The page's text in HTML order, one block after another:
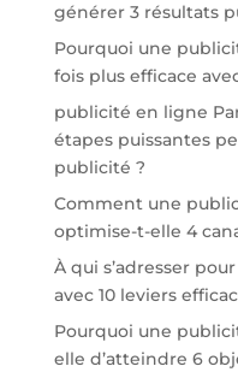
générer 3 résultats
Pourquoi une
fois plus efficace
publicité en ligne
étapes puissantes
publicité ?
Comment une
optimise-t-elle 4
À qui s’adresser
avec 10 leviers
Pourquoi une
elle d’atteindre 6